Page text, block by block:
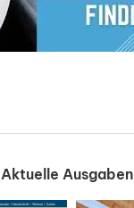
Aktuelle Ausgaben